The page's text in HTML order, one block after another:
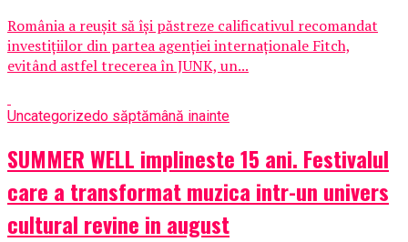
România a reușit să își păstreze calificativul recomandat
investițiilor din partea agenției internaționale Fitch,
evitând astfel trecerea în JUNK, un...
Uncategorizedo săptămână inainte
SUMMER WELL implineste 15 ani. Festivalul
care a transformat muzica intr-un univers
cultural revine in august